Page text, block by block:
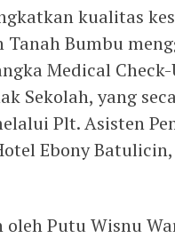
kualitas
Bumbu
Medical
Sekolah, yang
Plt. Asisten
Ebony
Putu Wisnu